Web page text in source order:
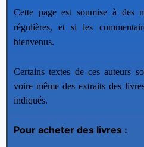
Cette page est soumise à des
régulières, et si les
bienvenus.
Certains textes de ces auteurs
voire même des extraits des
indiqués.
Pour acheter des livres :